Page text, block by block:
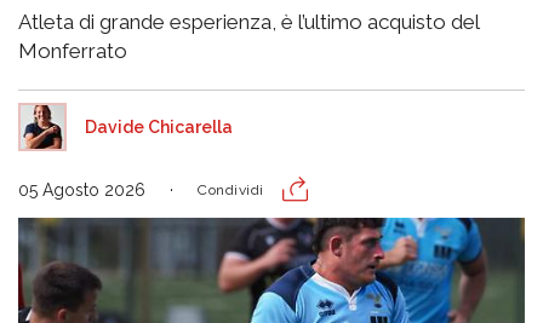
Atleta di grande esperienza, è l’ultimo acquisto del
Monferrato
Davide Chicarella
05 Agosto 2026 Condividi